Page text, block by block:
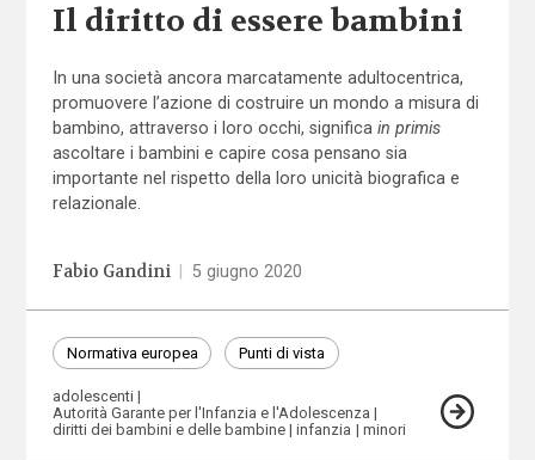
Il diritto di essere bambini
In una società ancora marcatamente adultocentrica,
promuovere l’azione di costruire un mondo a misura di
bambino, attraverso i loro occhi, significa in primis
ascoltare i bambini e capire cosa pensano sia
importante nel rispetto della loro unicità biografica e
relazionale.
Fabio Gandini 5 giugno 2020
Normativa europea Punti di vista
adolescenti
Autorità Garante per l'Infanzia e l'Adolescenza
diritti dei bambini e delle bambine
infanzia minori